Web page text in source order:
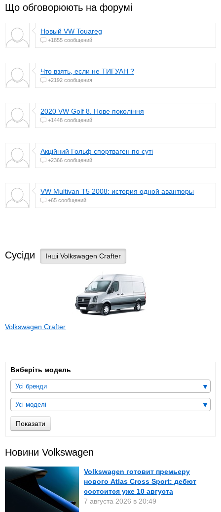
Що обговорюють на форумі
Новый VW Touareg
+1855 сообщений
Что взять, если не ТИГУАН ?
+2192 сообщения
2020 VW Golf 8. Нове покоління
+1448 сообщений
Акційний Гольф спортваген по суті
+2366 сообщений
VW Multivan T5 2008: история одной авантюры
+65 сообщений
Сусіди Інші Volkswagen Crafter
Volkswagen Crafter
Виберіть модель
Усі бренди
Усі моделі
Показати
Новини Volkswagen
Volkswagen готовит премьеру
нового Atlas Cross Sport: дебют
состоится уже 10 августа
7 августа 2026 в 20:49